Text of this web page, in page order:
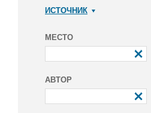
ИСТОЧНИК
МЕСТО
АВТОР